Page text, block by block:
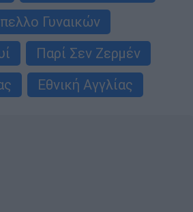
Γυναικών
Παρί Σεν Ζερμέν
Εθνική Αγγλίας